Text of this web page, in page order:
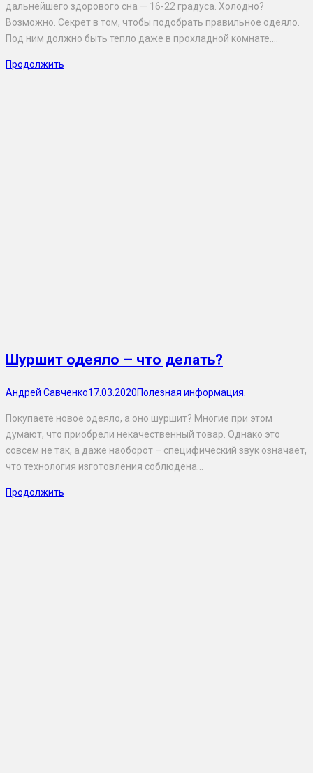
дальнейшего здорового сна — 16-22 градуса. Холодно?
Возможно. Секрет в том, чтобы подобрать правильное одеяло.
Под ним должно быть тепло даже в прохладной комнате.…
Продолжить
Шуршит одеяло – что делать?
Андрей Савченко17.03.2020Полезная информация.
Покупаете новое одеяло, а оно шуршит? Многие при этом
думают, что приобрели некачественный товар. Однако это
совсем не так, а даже наоборот – специфический звук означает,
что технология изготовления соблюдена…
Продолжить